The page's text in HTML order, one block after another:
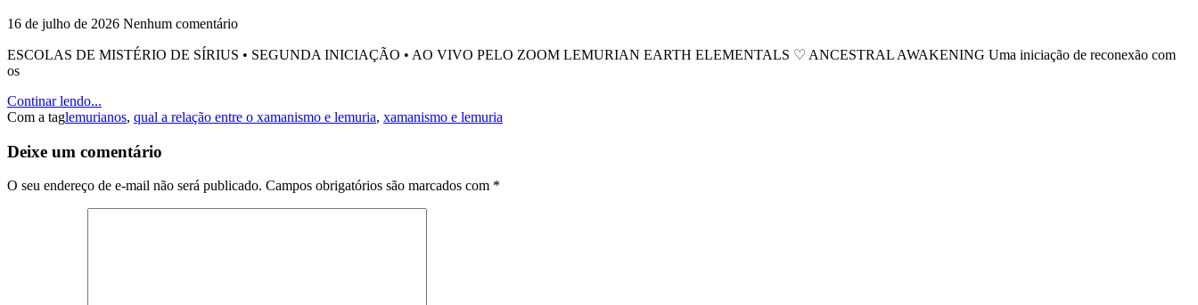
16 de julho de 2026 Nenhum comentário
ESCOLAS DE MISTÉRIO DE SÍRIUS • SEGUNDA INICIAÇÃO • AO VIVO PELO ZOOM LEMURIAN EARTH ELEMENTALS ♡ ANCESTRAL AWAKENING Uma iniciação de reconexão com
os
Continar lendo...
Com a taglemurianos, qual a relação entre o xamanismo e lemuria, xamanismo e lemuria
Deixe um comentário
O seu endereço de e-mail não será publicado. Campos obrigatórios são marcados com *